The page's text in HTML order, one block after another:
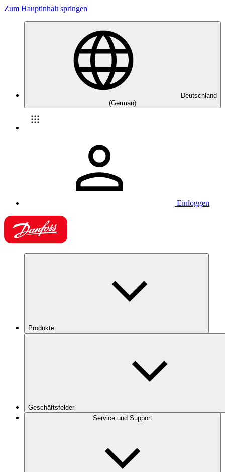
Zum Hauptinhalt springen
Deutschland
(German)
Einloggen
Produkte
Geschäftsfelder
Service und Support